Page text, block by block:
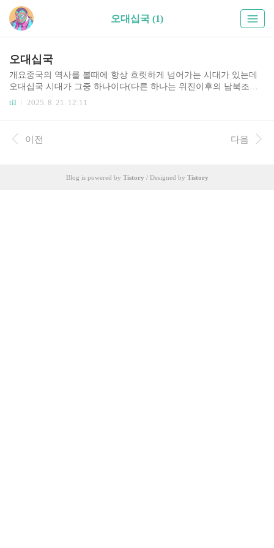
오대십국 (1)
오대십국
개요중국의 역사를 볼때에 항상 흐릿하게 넘어가는 시대가 있는데
오대십국 시대가 그중 하나이다(다른 하나는 위진이후의 남북조시
대). GPT-5의 도움을 받아 다음과 같이 정리해둔다.당나라의 멸망 (9
크게 약화되었고, 각지의 절도사(節度使) 세력이 사실상 독립 상태
로 성장했다. 설상가상으로 874-884년 황소의 난이 일어나 장안을
하는 혼란이 계속되었다.당 말기에 가장 세력을 떨친 군벌은 **주전
til 2025. 8. 21. 12:11
이전 다음
Blog is powered by Tistory / Designed by Tistory